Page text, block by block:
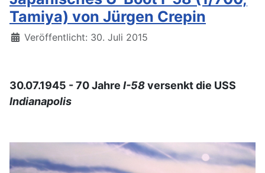
Tamiya) von Jürgen Crepin
Details
Veröffentlicht: 30. Juli 2015
30.07.1945 - 70 Jahre I-58versenkt die USS
Indianapolis